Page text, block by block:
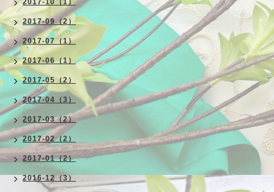
2017-10（1）
2017-09（2）
2017-07（1）
2017-06（1）
2017-05（2）
2017-04（3）
2017-03（2）
2017-02（2）
2017-01（2）
2016-12（3）